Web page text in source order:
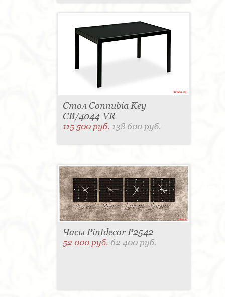
Стол Connubia Key
CB/4044-VR
115 500 руб.138 600 руб.
Часы Pintdecor P2542
52 000 руб.62 400 руб.